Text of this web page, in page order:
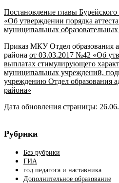
Постановление главы
«Об утверждении порядка
муниципальных
Приказ МКУ Отдел образования
района от 03.03.2017 №42 «Об
выплатах стимулирующего
муниципальных учреждений,
учреждению Отдел образования
района»
Дата обновления страницы:
Рубрики
Без рубрики
ГИА
год педагога и наставника
Дополнительное образование